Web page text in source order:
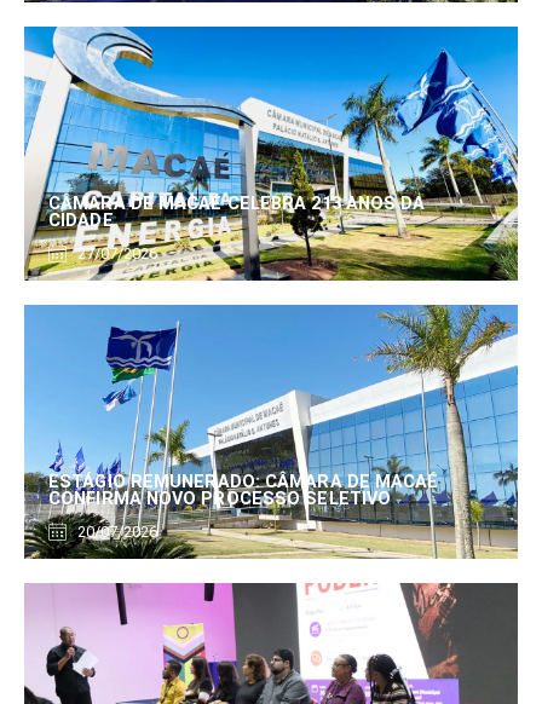
CÂMARA DE MACAÉ CELEBRA 213 ANOS DA
CIDADE
27/07/2026
ESTÁGIO REMUNERADO: CÂMARA DE MACAÉ
CONFIRMA NOVO PROCESSO SELETIVO
20/07/2026